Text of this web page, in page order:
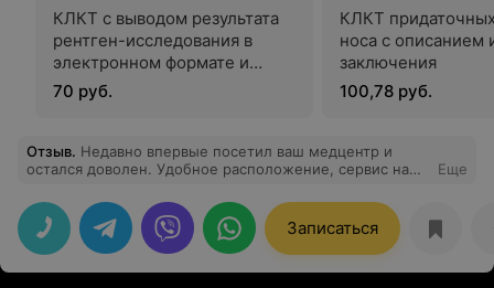
КЛКТ с выводом результата
рентген-исследования в
электронном формате и
передачей электронного
носителя на руки
70 руб.
КЛКТ
носа с описанием
заключения
100,78 руб.
Отзыв. Недавно впервые посетил ваш медцентр и
остался доволен. Удобное расположение, сервис на
специалисты работают оперативно.
Еще
Записаться